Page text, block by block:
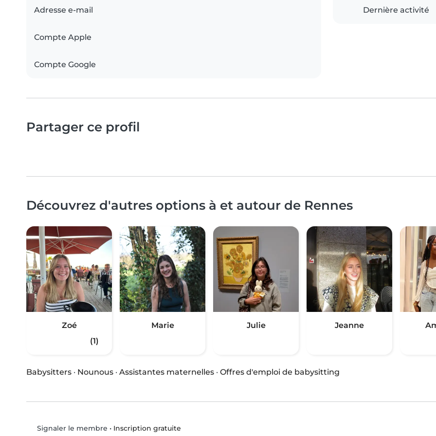
Adresse e-mail
Compte Apple
Compte Google
Dernière activité
Partager ce profil
Découvrez d'autres options à et autour de Rennes
Zoé
(1)
Marie Julie Jeanne
Babysitters · Nounous · Assistantes maternelles · Offres d'emploi de babysitting
Signaler le membre • Inscription gratuite